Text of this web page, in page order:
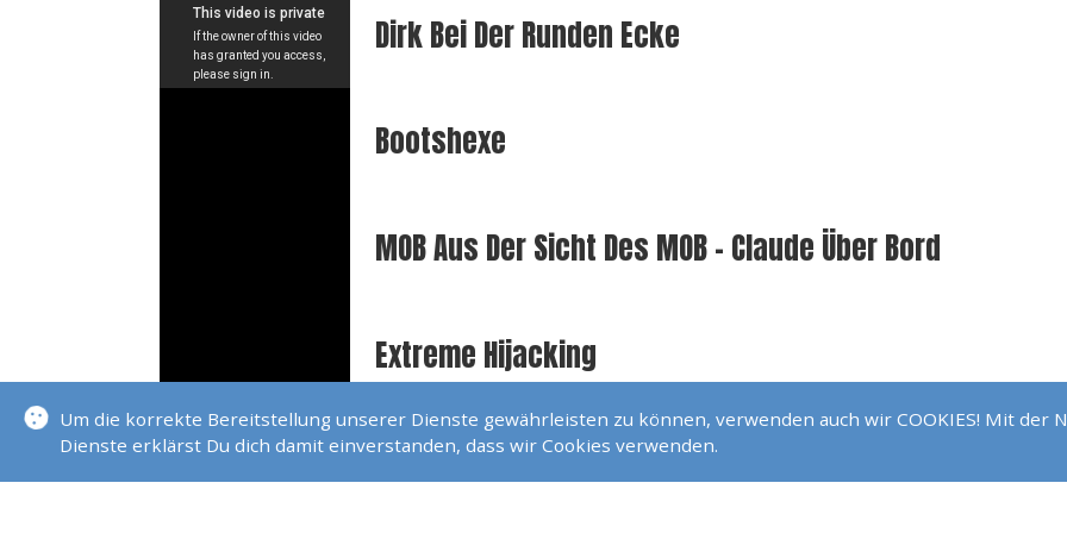
Dirk Bei Der Runden Ecke
Bootshexe
MOB Aus Der Sicht Des MOB - Claude Über Bord
Extreme Hijacking
Im Mast Einer Dehler 38
Um die korrekte Bereitstellung unserer Dienste gewährleisten zu können, verwenden auch wir COOKIES! Mit der
Dienste erklärst Du dich damit einverstanden, dass wir Cookies verwenden.